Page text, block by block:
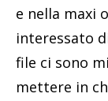
e nella maxi
interessato
file ci sono
mettere in